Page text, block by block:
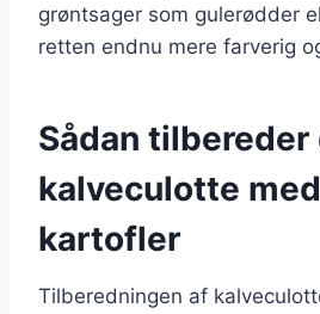
grøntsager som gulerødder
retten endnu mere farverig
Sådan tilbereder
kalveculotte
kartofler
Tilberedningen af